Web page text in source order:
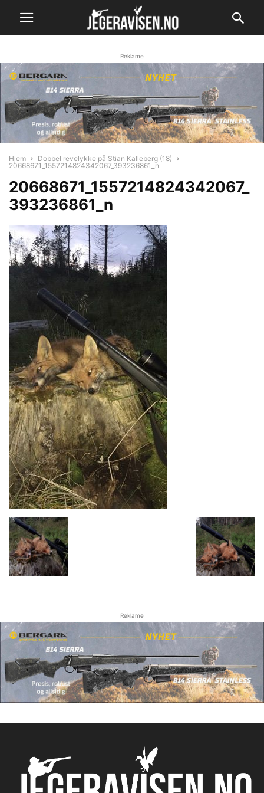
Reklame
Hjem
Dobbel revelykke på Stian Kalleberg (18)
20668671_1557214824342067_393236861_n
20668671_1557214824342067_
393236861_n
Reklame